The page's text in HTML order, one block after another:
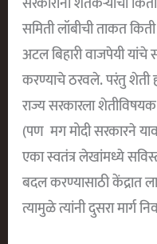
समिती लॉबीची ताकत
अटल बिहारी वाजपेयी यांचे
करण्याचे ठरवले. परंतु शेती
राज्य सरकारला
(पण मग मोदी सरकारने
एका स्वतंत्र लेखांमध्ये
बदल करण्यासाठी केंद्रात
त्यामुळे त्यांनी दुसरा मार्ग